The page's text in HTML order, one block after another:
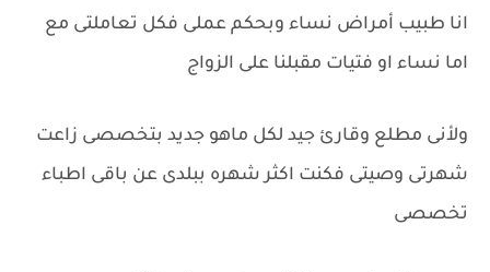
انا طبيب أمراض نساء وبحكم عملى فكل تعاملتى مع
اما نساء او فتيات مقبلنا على الزواج
ولأنى مطلع وقارئ جيد لكل ماهو جديد بتخصصى زاعت
شهرتى وصيتى فكنت اكثر شهره ببلدى عن باقى اطباء
تخصصى